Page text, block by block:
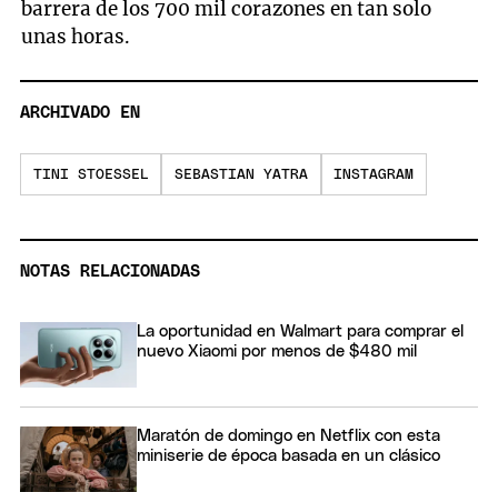
barrera de los 700 mil corazones en tan solo
unas horas.
ARCHIVADO EN
TINI STOESSEL SEBASTIAN YATRA INSTAGRAM
NOTAS RELACIONADAS
La oportunidad en Walmart para comprar el
nuevo Xiaomi por menos de $480 mil
Maratón de domingo en Netflix con esta
miniserie de época basada en un clásico